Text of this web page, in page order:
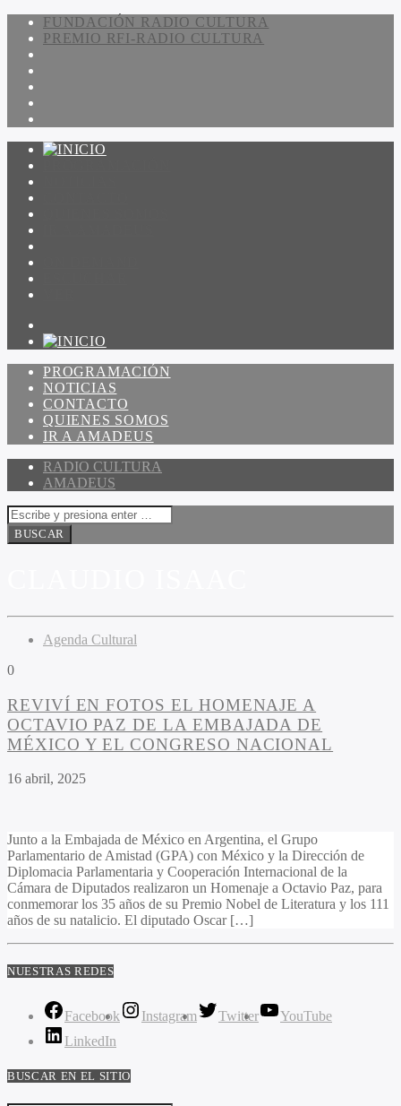
FUNDACIÓN RADIO CULTURA
PREMIO RFI-RADIO CULTURA
PROGRAMACIÓN
NOTICIAS
CONTACTO
QUIENES SOMOS
IR A AMADEUS
RADIO CULTURA
AMADEUS
Agenda Cultural
0
REVIVÍ EN FOTOS EL HOMENAJE A
OCTAVIO PAZ DE LA EMBAJADA DE
MÉXICO Y EL CONGRESO NACIONAL
16 abril, 2025
Junto a la Embajada de México en Argentina, el Grupo
Parlamentario de Amistad (GPA) con México y la Dirección de
Diplomacia Parlamentaria y Cooperación Internacional de la
Cámara de Diputados realizaron un Homenaje a Octavio Paz, para
conmemorar los 35 años de su Premio Nobel de Literatura y los 111
años de su natalicio. El diputado Oscar […]
NUESTRAS REDES
Facebook Instagram Twitter
YouTube
LinkedIn
BUSCAR EN EL SITIO